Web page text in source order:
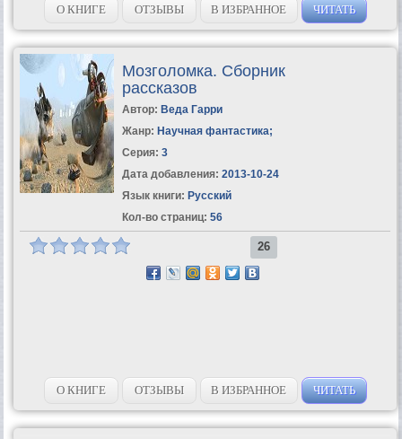
О КНИГЕ ОТЗЫВЫ В ИЗБРАННОЕ ЧИТАТЬ
Мозголомка. Сборник
рассказов
Автор: Веда Гарри
Жанр: Научная фантастика;
Серия: 3
Дата добавления: 2013-10-24
Язык книги: Русский
Кол-во страниц: 56
26
О КНИГЕ ОТЗЫВЫ В ИЗБРАННОЕ ЧИТАТЬ